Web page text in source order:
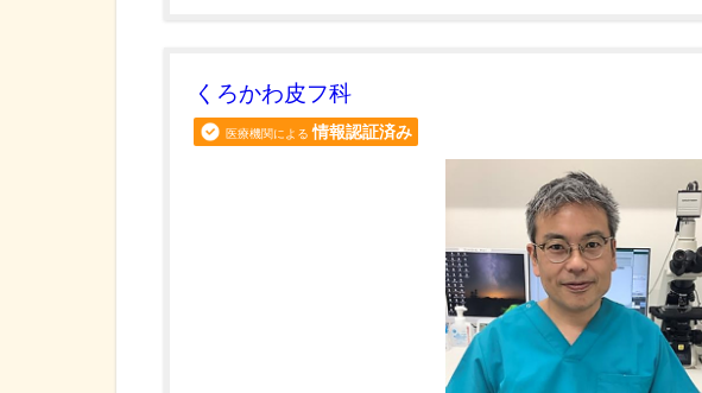
くろかわ皮フ科
医療機関による 情報認証済み